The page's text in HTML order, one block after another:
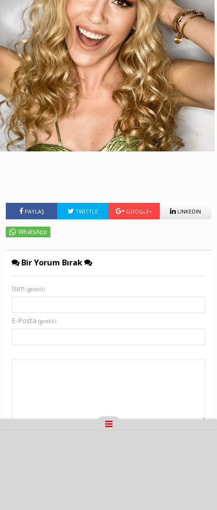
PAYLAŞ TWITTLE GOOGLE+ LINKEDIN
Bir Yorum Bırak
İsim (gerekli)
E-Posta (gerekli)